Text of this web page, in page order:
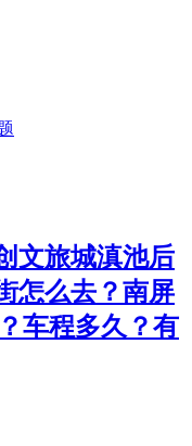
文旅城滇池后
怎么去？南屏
车程多久？有